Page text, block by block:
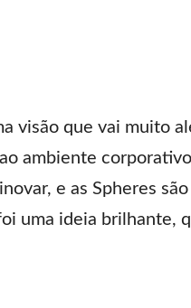
visão que vai muito
ambiente
e as Spheres
uma ideia brilhante,